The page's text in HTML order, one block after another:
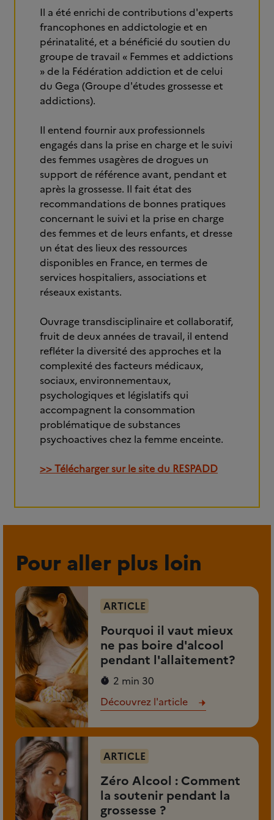
Il a été enrichi de contributions d'experts
francophones en addictologie et en
périnatalité, et a bénéficié du soutien du
groupe de travail « Femmes et addictions
» de la Fédération addiction et de celui
du Gega (Groupe d'études grossesse et
addictions).
Il entend fournir aux professionnels
engagés dans la prise en charge et le suivi
des femmes usagères de drogues un
support de référence avant, pendant et
après la grossesse. Il fait état des
recommandations de bonnes pratiques
concernant le suivi et la prise en charge
des femmes et de leurs enfants, et dresse
un état des lieux des ressources
disponibles en France, en termes de
services hospitaliers, associations et
réseaux existants.
Ouvrage transdisciplinaire et collaboratif,
fruit de deux années de travail, il entend
refléter la diversité des approches et la
complexité des facteurs médicaux,
sociaux, environnementaux,
psychologiques et législatifs qui
accompagnent la consommation
problématique de substances
psychoactives chez la femme enceinte.
>> Télécharger sur le site du RESPADD
Pour aller plus loin
ARTICLE
Pourquoi il vaut mieux
ne pas boire d'alcool
pendant l'allaitement?
2 min 30
Découvrez l'article
ARTICLE
Zéro Alcool : Comment
la soutenir pendant la
grossesse ?